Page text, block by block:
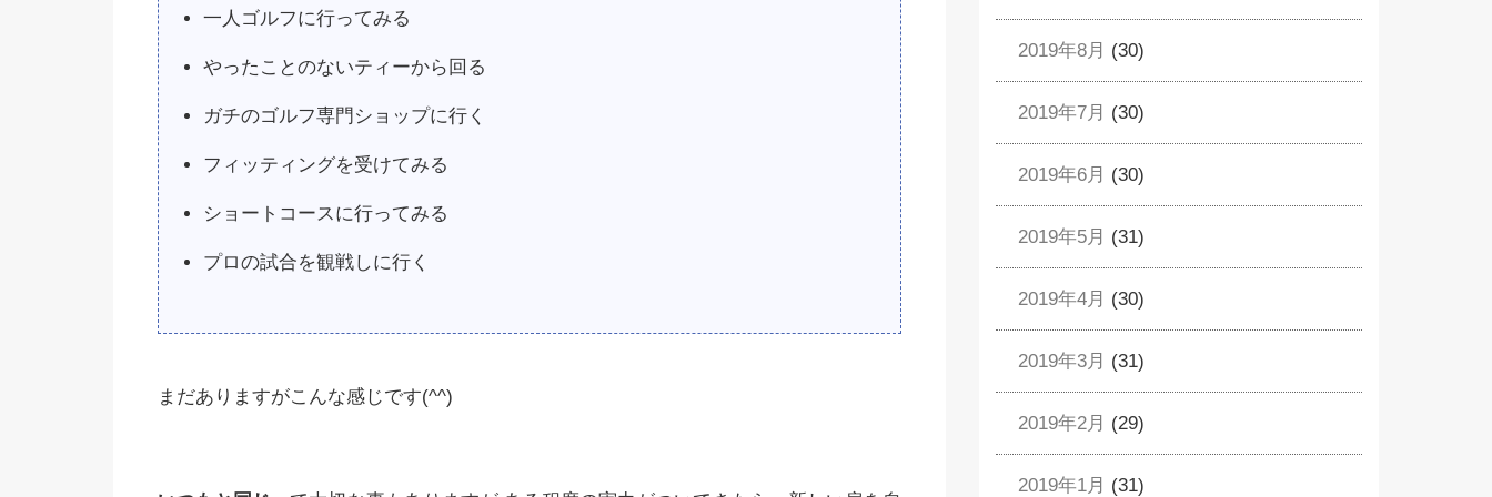
一人ゴルフに行ってみる
やったことのないティーから回る
ガチのゴルフ専門ショップに行く
フィッティングを受けてみる
ショートコースに行ってみる
プロの試合を観戦しに行く
まだありますがこんな感じです(^^)
2019年8月 (30)
2019年7月 (30)
2019年6月 (30)
2019年5月 (31)
2019年4月 (30)
2019年3月 (31)
2019年2月 (29)
2019年1月 (31)